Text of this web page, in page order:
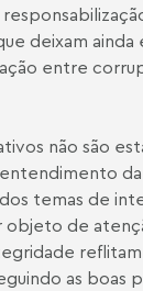
deixam ainda
entre
não são
temas de
de
as boas